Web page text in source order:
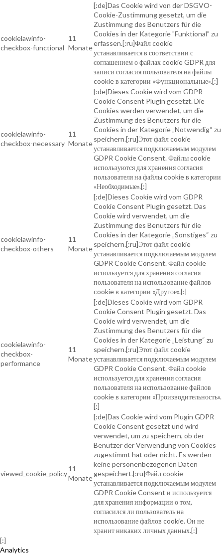
cookielawinfo-
checkbox-functional
11
Monate
[:de]Das Cookie wird von der DSGVO-
Cookie-Zustimmung gesetzt, um die
Zustimmung des Benutzers für die
Cookies in der Kategorie "Funktional" zu
erfassen.[:ru]Файл cookie
устанавливается в соответствии с
соглашением о файлах cookie GDPR для
записи согласия пользователя на файлы
cookie в категории «Функциональные».[:]
cookielawinfo-
checkbox-necessary
11
Monate
[:de]Dieses Cookie wird vom GDPR
Cookie Consent Plugin gesetzt. Die
Cookies werden verwendet, um die
Zustimmung des Benutzers für die
Cookies in der Kategorie „Notwendig“ zu
speichern.[:ru]Этот файл cookie
устанавливается подключаемым модулем
GDPR Cookie Consent. Файлы cookie
используются для хранения согласия
пользователя на файлы cookie в категории
«Необходимые».[:]
cookielawinfo-
checkbox-others
11
Monate
[:de]Dieses Cookie wird vom GDPR
Cookie Consent Plugin gesetzt. Das
Cookie wird verwendet, um die
Zustimmung des Benutzers für die
Cookies in der Kategorie „Sonstiges“ zu
speichern.[:ru]Этот файл cookie
устанавливается подключаемым модулем
GDPR Cookie Consent. Файл cookie
используется для хранения согласия
пользователя на использование файлов
cookie в категории «Другое».[:]
cookielawinfo-
checkbox-
performance
11
Monate
[:de]Dieses Cookie wird vom GDPR
Cookie Consent Plugin gesetzt. Das
Cookie wird verwendet, um die
Zustimmung des Benutzers für die
Cookies in der Kategorie „Leistung“ zu
speichern.[:ru]Этот файл cookie
устанавливается подключаемым модулем
GDPR Cookie Consent. Файл cookie
используется для хранения согласия
пользователя на использование файлов
cookie в категории «Производительность».
[:]
viewed_cookie_policy
11
Monate
[:de]Das Cookie wird vom Plugin GDPR
Cookie Consent gesetzt und wird
verwendet, um zu speichern, ob der
Benutzer der Verwendung von Cookies
zugestimmt hat oder nicht. Es werden
keine personenbezogenen Daten
gespeichert.[:ru]Файл cookie
устанавливается подключаемым модулем
GDPR Cookie Consent и используется
для хранения информации о том,
согласился ли пользователь на
использование файлов cookie. Он не
хранит никаких личных данных.[:]
[:]
Analytics